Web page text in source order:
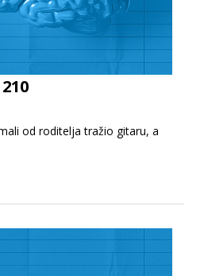
od roditelja tražio gitaru, a